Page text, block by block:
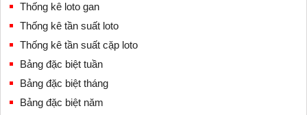
Thống kê loto gan
Thống kê tần suất loto
Thống kê tần suất cặp loto
Bảng đặc biệt tuần
Bảng đặc biệt tháng
Bảng đặc biệt năm